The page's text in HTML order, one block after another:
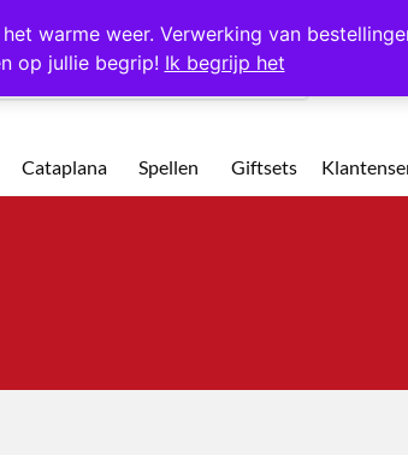
warme weer. Verwerking van
op jullie begrip! Ik begrijp het
Gratis op te halen in Hansweert
Cataplana Spellen Giftsets